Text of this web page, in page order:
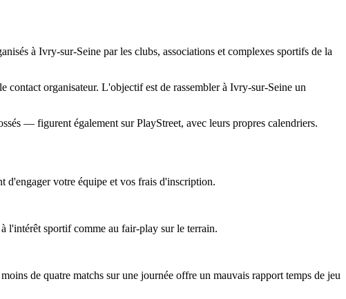
à Ivry-sur-Seine par les clubs, associations et complexes sportifs de la
contact organisateur. L'objectif est de rassembler à Ivry-sur-Seine un
— figurent également sur PlayStreet, avec leurs propres calendriers.
d'engager votre équipe et vos frais d'inscription.
l'intérêt sportif comme au fair-play sur le terrain.
de quatre matchs sur une journée offre un mauvais rapport temps de jeu